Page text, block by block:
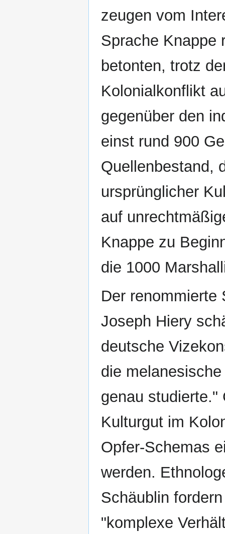
zeugen vom
Sprache Knappe
betonten, trotz
Kolonialkonflikt
gegenüber den
einst rund 900
Quellenbestand,
ursprünglicher
auf
Knappe zu
die 1000
Der renommierte
Joseph Hiery
deutsche
die
genau studierte."
Kulturgut im
Opfer-Schemas
werden.
Schäublin
"komplexe